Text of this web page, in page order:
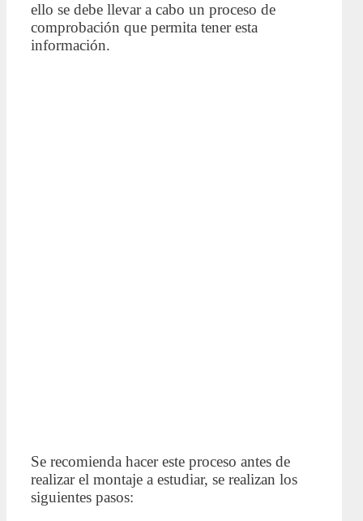
ello se debe llevar a cabo un proceso de
comprobación que permita tener esta
información.
Se recomienda hacer este proceso antes de
realizar el montaje a estudiar, se realizan los
siguientes pasos: